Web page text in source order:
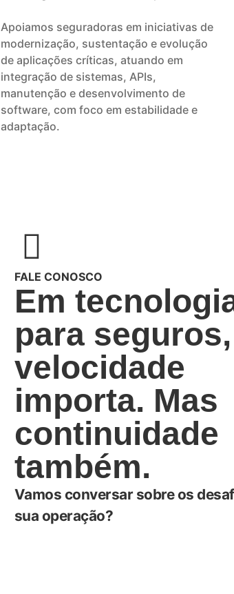
Apoiamos seguradoras em iniciativas de
modernização, sustentação e evolução
de aplicações críticas, atuando em
integração de sistemas, APIs,
manutenção e desenvolvimento de
software, com foco em estabilidade e
adaptação.
FALE CONOSCO
Em
para seguros,
velocidade
importa. Mas
continuidade
também.
Vamos conversar sobre os
sua operação?